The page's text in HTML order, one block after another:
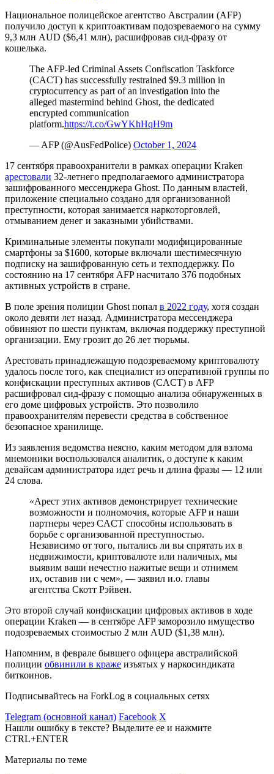
Национальное полицейское агентство Австралии (AFP)
получило доступ к криптоактивам подозреваемого на сумму
9,3 млн AUD ($6,41 млн), расшифровав сид-фразу от
кошелька.
The AFP-led Criminal Assets Confiscation Taskforce
(CACT) has successfully restrained $9.3 million in
cryptocurrency as part of an investigation into the
alleged mastermind behind Ghost, the dedicated
encrypted communication
platform.https://t.co/GwYKhHqH9m
— AFP (@AusFedPolice) October 1, 2024
17 сентября правоохранители в рамках операции Kraken
арестовали 32-летнего предполагаемого администратора
зашифрованного мессенджера Ghost. По данным властей,
приложение специально создано для организованной
преступности, которая занимается наркоторговлей,
отмыванием денег и заказными убийствами.
Криминальные элементы покупали модифицированные
смартфоны за $1600, которые включали шестимесячную
подписку на зашифрованную сеть и техподдержку. По
состоянию на 17 сентября AFP насчитало 376 подобных
активных устройств в стране.
В поле зрения полиции Ghost попал в 2022 году, хотя создан
около девяти лет назад. Администратора мессенджера
обвиняют по шести пунктам, включая поддержку преступной
организации. Ему грозит до 26 лет тюрьмы.
Арестовать принадлежащую подозреваемому криптовалюту
удалось после того, как специалист из оперативной группы по
конфискации преступных активов (CACT) в AFP
расшифровал сид-фразу с помощью анализа обнаруженных в
его доме цифровых устройств. Это позволило
правоохранителям перевести средства в собственное
безопасное хранилище.
Из заявления ведомства неясно, каким методом для взлома
мнемоники воспользовался аналитик, о доступе к каким
девайсам администратора идет речь и длина фразы — 12 или
24 слова.
«Арест этих активов демонстрирует технические
возможности и полномочия, которые AFP и наши
партнеры через CACT способны использовать в
борьбе с организованной преступностью.
Независимо от того, пытались ли вы спрятать их в
недвижимости, криптовалюте или наличных, мы
выявим ваши нечестно нажитые вещи и отнимем
их, оставив ни с чем», — заявил и.о. главы
агентства Скотт Рэйвен.
Это второй случай конфискации цифровых активов в ходе
операции Kraken — в сентябре AFP заморозило имущество
подозреваемых стоимостью 2 млн AUD ($1,38 млн).
Напомним, в феврале бывшего офицера австралийской
полиции обвинили в краже изъятых у наркосиндиката
биткоинов.
Подписывайтесь на ForkLog в социальных сетях
Telegram (основной канал) Facebook X
Нашли ошибку в тексте? Выделите ее и нажмите
CTRL+ENTER
Материалы по теме